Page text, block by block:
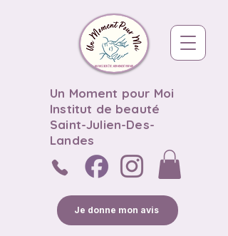
Un Moment pour Moi
Institut de beauté
Saint-Julien-Des-
Landes
Je donne mon avis